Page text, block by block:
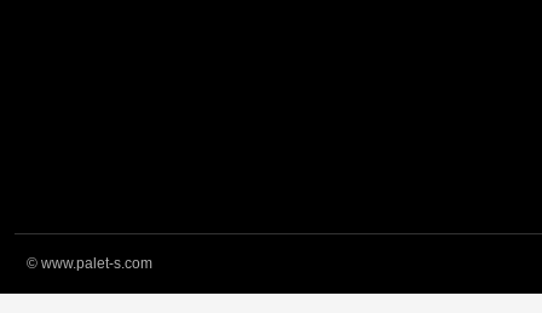
© www.palet-s.com